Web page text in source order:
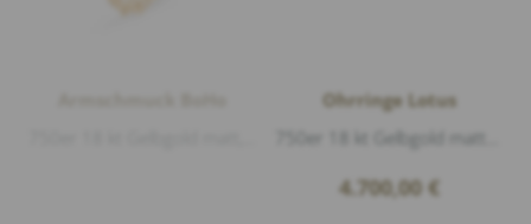
Ohrringe Lotus
4.700,00 €